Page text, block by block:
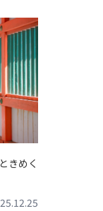
きめく
雲大社